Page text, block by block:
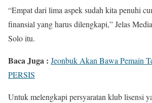
“Empat dari lima aspek sudah kita penuhi
finansial yang harus dilengkapi,” Jelas
Solo itu.
Baca Juga : Jeonbuk Akan Bawa Pemain
PERSIS
Untuk melengkapi persyaratan klub lisensi